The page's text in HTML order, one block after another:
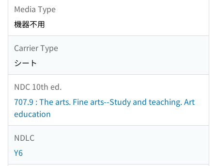
Media Type
機器不用
Carrier Type
シート
NDC 10th ed.
707.9 : The arts. Fine arts--Study and teaching. Art
education
NDLC
Y6